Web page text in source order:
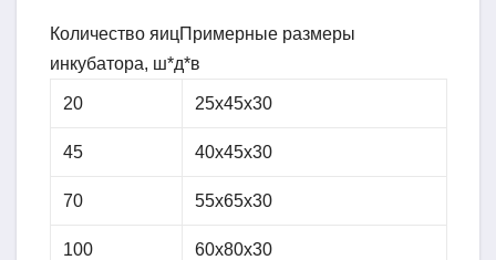
Количество яицПримерные размеры
инкубатора, ш*д*в
20 25х45х30
45 40х45х30
70 55х65х30
100 60х80х30